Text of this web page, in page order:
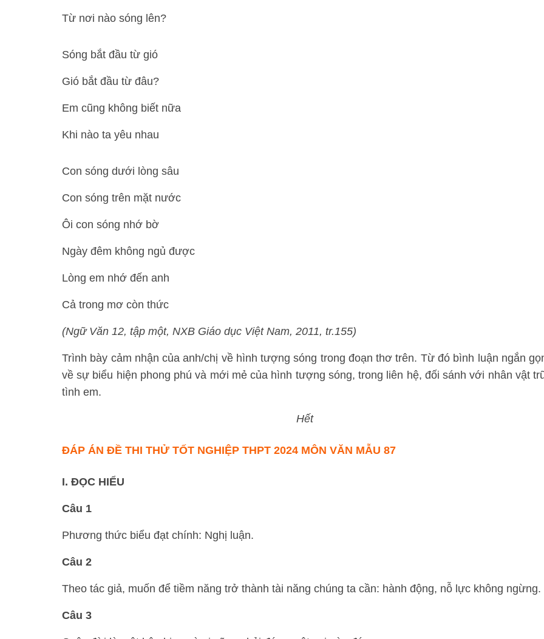
Từ nơi nào sóng lên?
Sóng bắt đầu từ gió
Gió bắt đầu từ đâu?
Em cũng không biết nữa
Khi nào ta yêu nhau
Con sóng dưới lòng sâu
Con sóng trên mặt nước
Ôi con sóng nhớ bờ
Ngày đêm không ngủ được
Lòng em nhớ đến anh
Cả trong mơ còn thức
(Ngữ Văn 12, tập một, NXB Giáo dục Việt Nam, 2011, tr.155)
Trình bày cảm nhận của anh/chị về hình tượng sóng trong đoạn thơ trên. Từ đó bình luận ngắn
về sự biểu hiện phong phú và mới mẻ của hình tượng sóng, trong liên hệ, đối sánh với nhân vật
tình em.
Hết
ĐÁP ÁN ĐỀ THI THỬ TỐT NGHIỆP THPT 2024 MÔN VĂN MẪU 87
I. ĐỌC HIỂU
Câu 1
Phương thức biểu đạt chính: Nghị luận.
Câu 2
Theo tác giả, muốn để tiềm năng trở thành tài năng chúng ta cần: hành động, nỗ lực không ngừng.
Câu 3